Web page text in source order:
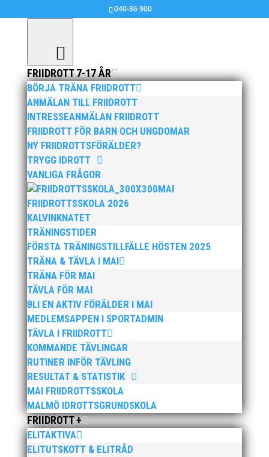
040-86 900
FRIIDROTT 7-17 ÅR
BÖRJA TRÄNA FRIIDROTT
ANMÄLAN TILL FRIIDROTT
INTRESSEANMÄLAN FRIIDROTT
FRIIDROTT FÖR BARN OCH UNGDOMAR
NY FRIIDROTTSFÖRÄLDER?
TRYGG IDROTT
VANLIGA FRÅGOR
MAI
FRIIDROTTSSKOLA 2026
KALVINKNATET
TRÄNINGSTIDER
FÖRSTA TRÄNINGSTILLFÄLLE HÖSTEN 2025
TRÄNA & TÄVLA I MAI
TRÄNA FÖR MAI
TÄVLA FÖR MAI
BLI EN AKTIV FÖRÄLDER I MAI
MEDLEMSAPPEN I SPORTADMIN
TÄVLA I FRIIDROTT
KOMMANDE TÄVLINGAR
RUTINER INFÖR TÄVLING
RESULTAT & STATISTIK
MAI FRIIDROTTSSKOLA
MALMÖ IDROTTSGRUNDSKOLA
FRIIDROTT +
ELITAKTIVA
ELITUTSKOTT & ELITRÅD
jul 2, 2010| Ingen kategori
Se VIDEO! Påsksmällen 800 meter, del 2 (Klicka Här)
Publicerat tidigare
Bilder från Stafett-SM 2026. Foto: Thomas
Leandersson Fler bilder från MAI:s Årsmöte 2026